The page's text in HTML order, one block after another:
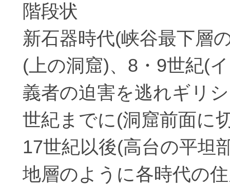
階段状
新石器時代(峡谷最下層
(上の洞窟)、8・9世紀(
義者の迫害を逃れギリ
世紀までに(洞窟前面に
17世紀以後(高台の平坦
地層のように各時代の